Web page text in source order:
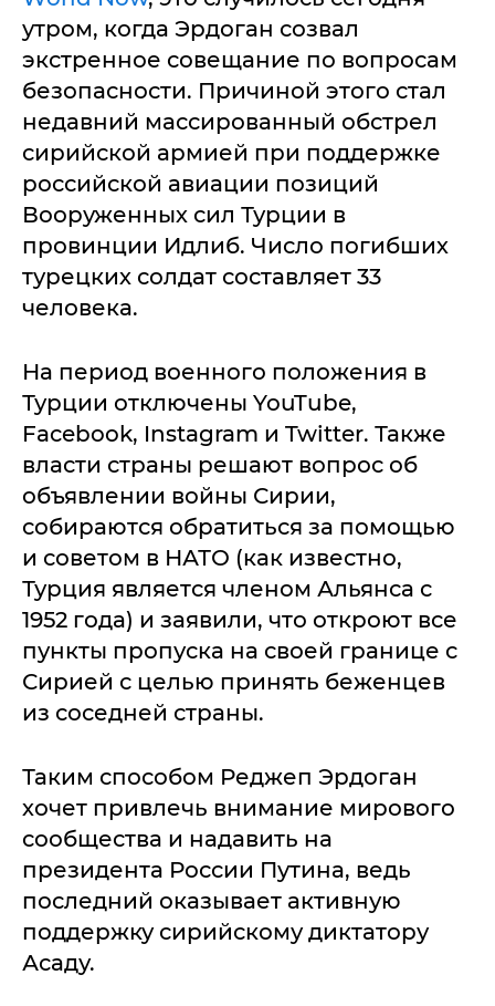
утром, когда Эрдоган созвал
экстренное совещание по вопросам
безопасности. Причиной этого стал
недавний массированный обстрел
сирийской армией при поддержке
российской авиации позиций
Вооруженных сил Турции в
провинции Идлиб. Число погибших
турецких солдат составляет 33
человека.
На период военного положения в
Турции отключены YouTube,
Facebook, Instagram и Twitter. Также
власти страны решают вопрос об
объявлении войны Сирии,
собираются обратиться за помощью
и советом в НАТО (как известно,
Турция является членом Альянса с
1952 года) и заявили, что откроют все
пункты пропуска на своей границе с
Сирией с целью принять беженцев
из соседней страны.
Таким способом Реджеп Эрдоган
хочет привлечь внимание мирового
сообщества и надавить на
президента России Путина, ведь
последний оказывает активную
поддержку сирийскому диктатору
Асаду.